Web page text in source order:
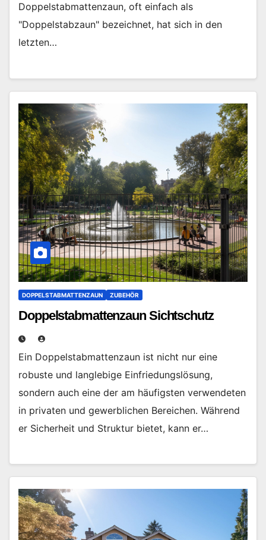
Doppelstabmattenzaun, oft einfach als
"Doppelstabzaun" bezeichnet, hat sich in den
letzten…
DOPPELSTABMATTENZAUN ZUBEHÖR
Doppelstabmattenzaun Sichtschutz
Ein Doppelstabmattenzaun ist nicht nur eine
robuste und langlebige Einfriedungslösung,
sondern auch eine der am häufigsten verwendeten
in privaten und gewerblichen Bereichen. Während
er Sicherheit und Struktur bietet, kann er…